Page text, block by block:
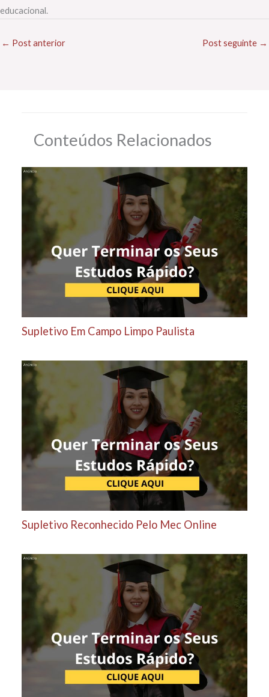
educacional.
← Post anterior Post seguinte →
Conteúdos Relacionados
Supletivo Em Campo Limpo Paulista
Supletivo Reconhecido Pelo Mec Online